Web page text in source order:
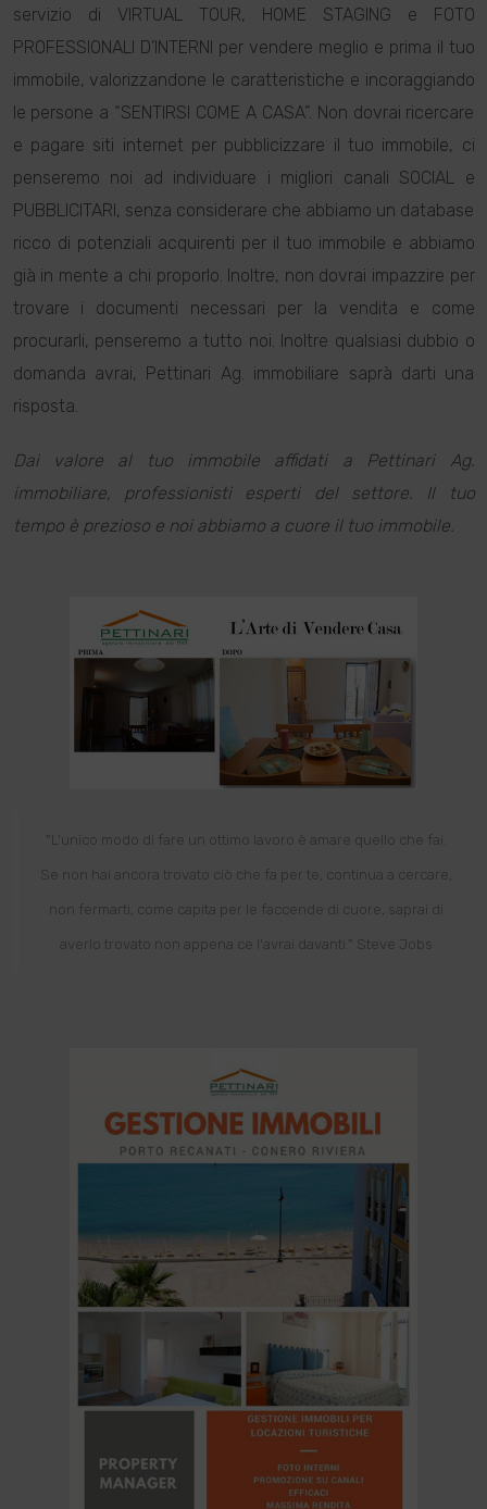
servizio di VIRTUAL TOUR, HOME STAGING e FOTO
PROFESSIONALI D’INTERNI per vendere meglio e prima il tuo
immobile, valorizzandone le caratteristiche e incoraggiando
le persone a “SENTIRSI COME A CASA”. Non dovrai ricercare
e pagare siti internet per pubblicizzare il tuo immobile, ci
penseremo noi ad individuare i migliori canali SOCIAL e
PUBBLICITARI, senza considerare che abbiamo un database
ricco di potenziali acquirenti per il tuo immobile e abbiamo
già in mente a chi proporlo. Inoltre, non dovrai impazzire per
trovare i documenti necessari per la vendita e come
procurarli, penseremo a tutto noi. Inoltre qualsiasi dubbio o
domanda avrai, Pettinari Ag. immobiliare saprà darti una
risposta.
Dai valore al tuo immobile affidati a Pettinari Ag.
immobiliare, professionisti esperti del settore. Il tuo
tempo è prezioso e noi abbiamo a cuore il tuo immobile.
"L'unico modo di fare un ottimo lavoro è amare quello che fai.
Se non hai ancora trovato ciò che fa per te, continua a cercare,
non fermarti, come capita per le faccende di cuore, saprai di
averlo trovato non appena ce l'avrai davanti." Steve Jobs